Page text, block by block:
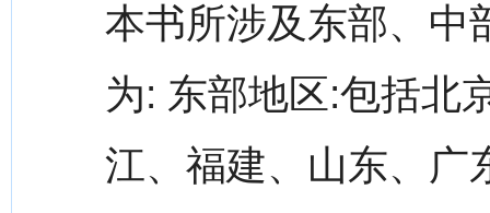
本书所涉及东部、中
为: 东部地区:包括北
江、福建、山东、广